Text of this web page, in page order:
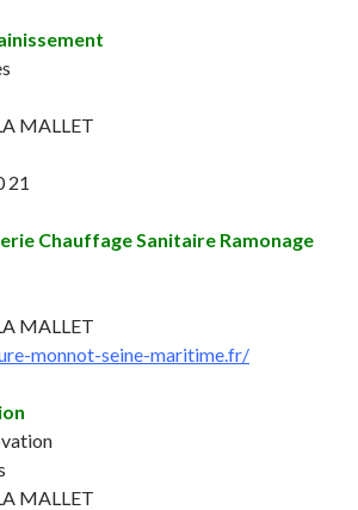
MALLET
21
Chauffage Sanitaire Ramonage
MALLET
monnot-seine-maritime.fr/
MALLET